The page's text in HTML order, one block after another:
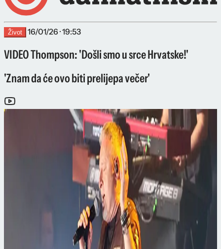
Život 16/01/26 · 19:53
VIDEO Thompson: 'Došli smo u srce Hrvatske!'
'Znam da će ovo biti prelijepa večer'